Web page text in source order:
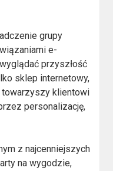
grupy
e-
przyszłość
sklep internetowy,
towarzyszy klientowi
personalizację,
z najcenniejszych
na wygodzie,